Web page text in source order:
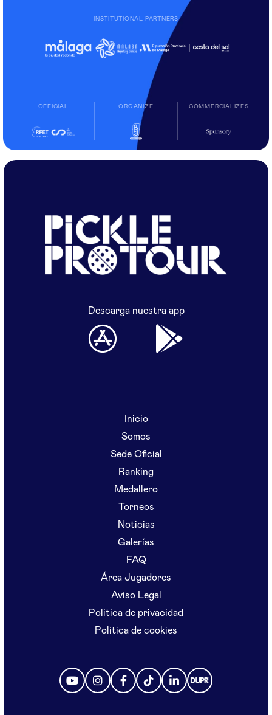
INSTITUTIONAL PARTNERS
OFFICIAL ORGANIZE COMMERCIALIZES
Descarga nuestra app
Inicio
Somos
Sede Oficial
Ranking
Medallero
Torneos
Noticias
Galerías
FAQ
Área Jugadores
Aviso Legal
Politica de privacidad
Politica de cookies